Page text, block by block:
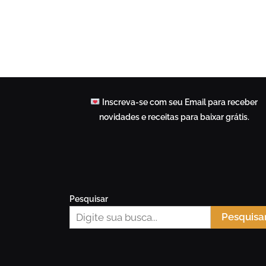
Inscreva-se com seu Email para receber
novidades e receitas para baixar grátis.
Pesquisar